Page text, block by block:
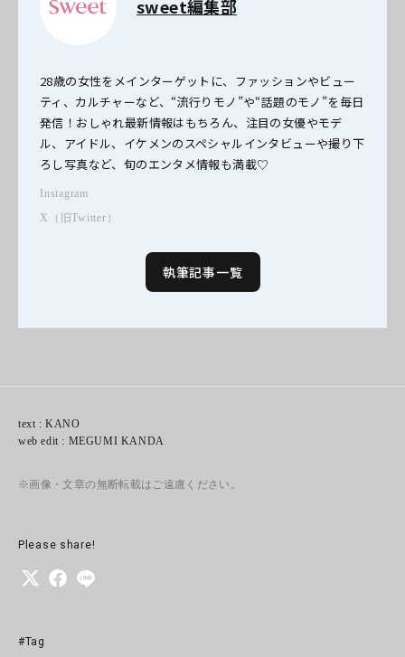
sweet編集部
28歳の女性をメインターゲットに、ファッションやビュー
ティ、カルチャーなど、“流行りモノ”や“話題のモノ”を毎日
発信！おしゃれ最新情報はもちろん、注目の女優やモデ
ル、アイドル、イケメンのスペシャルインタビューや撮り下
ろし写真など、旬のエンタメ情報も満載♡
Instagram
X（旧Twitter）
執筆記事一覧
text : KANO
web edit : MEGUMI KANDA
※画像・文章の無断転載はご遠慮ください。
Please share!
#Tag